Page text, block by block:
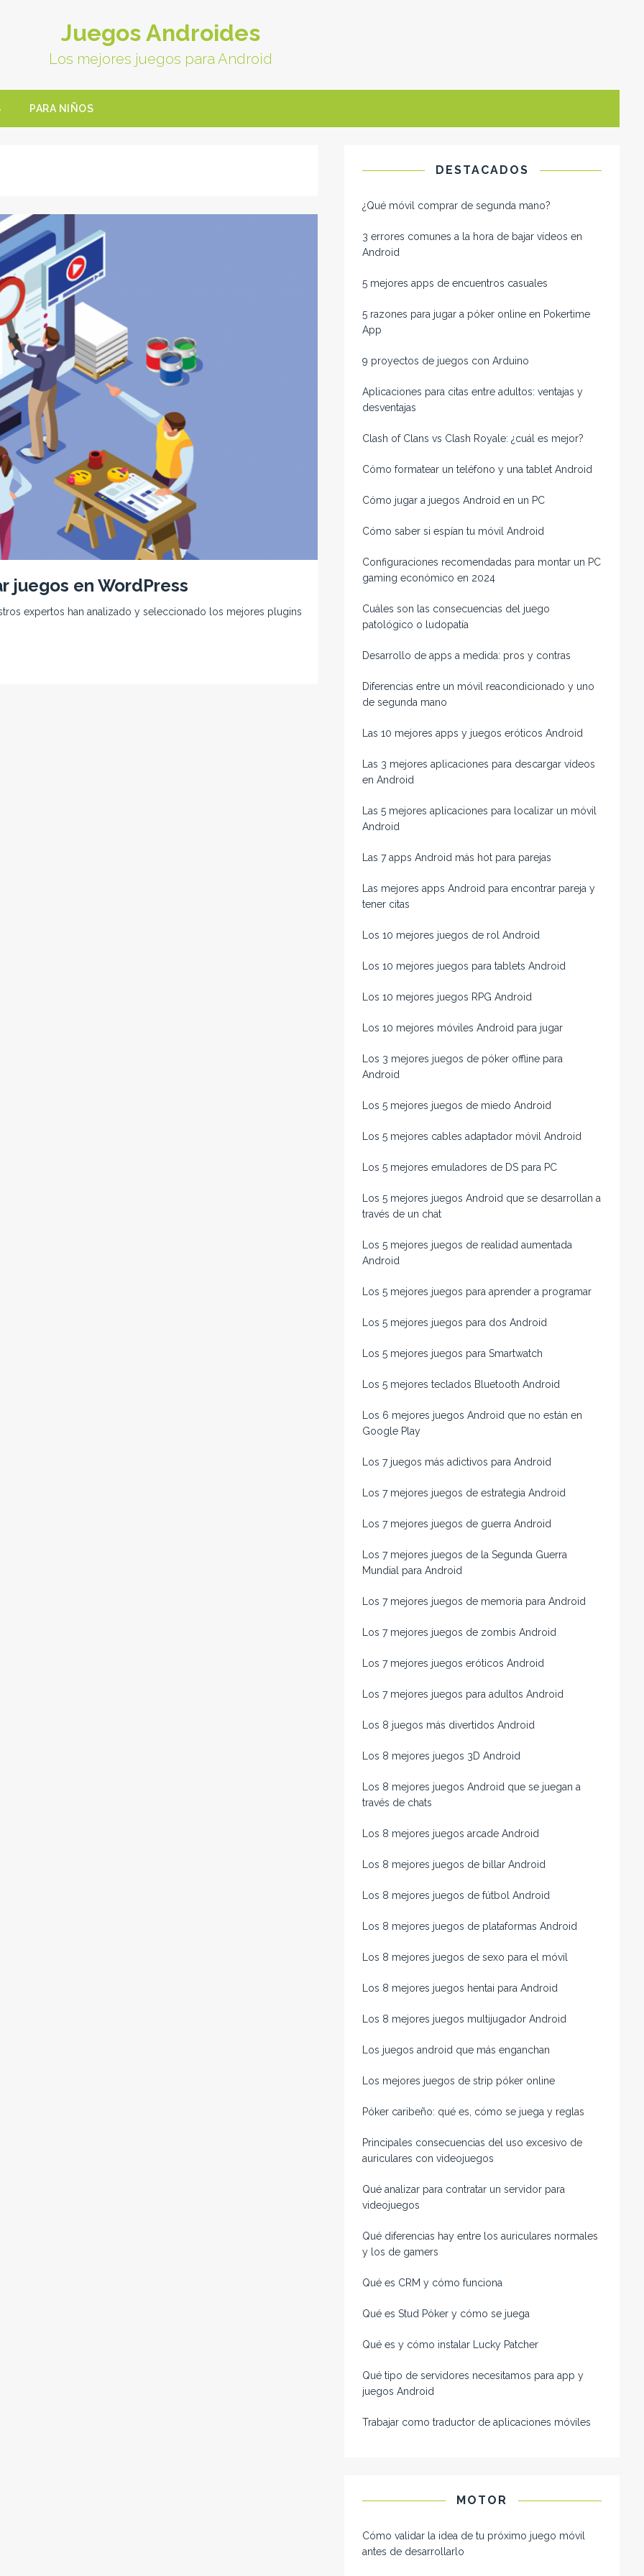
Juegos Androides
Los mejores juegos para Android
PARA NIÑOS
juegos en WordPress
expertos han analizado y seleccionado los mejores plugins
DESTACADOS
¿Qué móvil comprar de segunda mano​?
3 errores comunes a la hora de bajar vídeos en
Android
5 mejores apps de encuentros casuales
5 razones para jugar a póker online en Pokertime
App
9 proyectos de juegos con Arduino
Aplicaciones para citas entre adultos: ventajas y
desventajas
Clash of Clans vs Clash Royale: ¿cuál es mejor?
Cómo formatear un teléfono y una tablet Android
Cómo jugar a juegos Android en un PC
Cómo saber si espían tu móvil Android
Configuraciones recomendadas para montar un PC
gaming económico en 2024
Cuáles son las consecuencias del juego
patológico o ludopatía
Desarrollo de apps a medida: pros y contras
Diferencias entre un móvil reacondicionado y uno
de segunda mano
Las 10 mejores apps y juegos eróticos Android
Las 3 mejores aplicaciones para descargar vídeos
en Android
Las 5 mejores aplicaciones para localizar un móvil
Android
Las 7 apps Android más hot para parejas
Las mejores apps Android para encontrar pareja y
tener citas
Los 10 mejores juegos de rol Android
Los 10 mejores juegos para tablets Android
Los 10 mejores juegos RPG Android
Los 10 mejores móviles Android para jugar
Los 3 mejores juegos de póker offline para
Android
Los 5 mejores juegos de miedo Android
Los 5 mejores cables adaptador móvil Android
Los 5 mejores emuladores de DS para PC
Los 5 mejores juegos Android que se desarrollan a
través de un chat
Los 5 mejores juegos de realidad aumentada
Android
Los 5 mejores juegos para aprender a programar
Los 5 mejores juegos para dos Android
Los 5 mejores juegos para Smartwatch
Los 5 mejores teclados Bluetooth Android
Los 6 mejores juegos Android que no están en
Google Play
Los 7 juegos más adictivos para Android
Los 7 mejores juegos de estrategia Android
Los 7 mejores juegos de guerra Android
Los 7 mejores juegos de la Segunda Guerra
Mundial para Android
Los 7 mejores juegos de memoria para Android
Los 7 mejores juegos de zombis Android
Los 7 mejores juegos eróticos Android
Los 7 mejores juegos para adultos Android
Los 8 juegos más divertidos Android
Los 8 mejores juegos 3D Android
Los 8 mejores juegos Android que se juegan a
través de chats
Los 8 mejores juegos arcade Android
Los 8 mejores juegos de billar Android
Los 8 mejores juegos de fútbol Android
Los 8 mejores juegos de plataformas Android
Los 8 mejores juegos de sexo para el móvil
Los 8 mejores juegos hentai para Android
Los 8 mejores juegos multijugador Android
Los juegos android que más enganchan
Los mejores juegos de strip póker online
Póker caribeño: qué es, cómo se juega y reglas
Principales consecuencias del uso excesivo de
auriculares con videojuegos
Qué analizar para contratar un servidor para
videojuegos
Qué diferencias hay entre los auriculares normales
y los de gamers
Qué es CRM y cómo funciona
Qué es Stud Póker y cómo se juega
Qué es y cómo instalar Lucky Patcher
Qué tipo de servidores necesitamos para app y
juegos Android
Trabajar como traductor de aplicaciones móviles
MOTOR
Cómo validar la idea de tu próximo juego móvil
antes de desarrollarlo